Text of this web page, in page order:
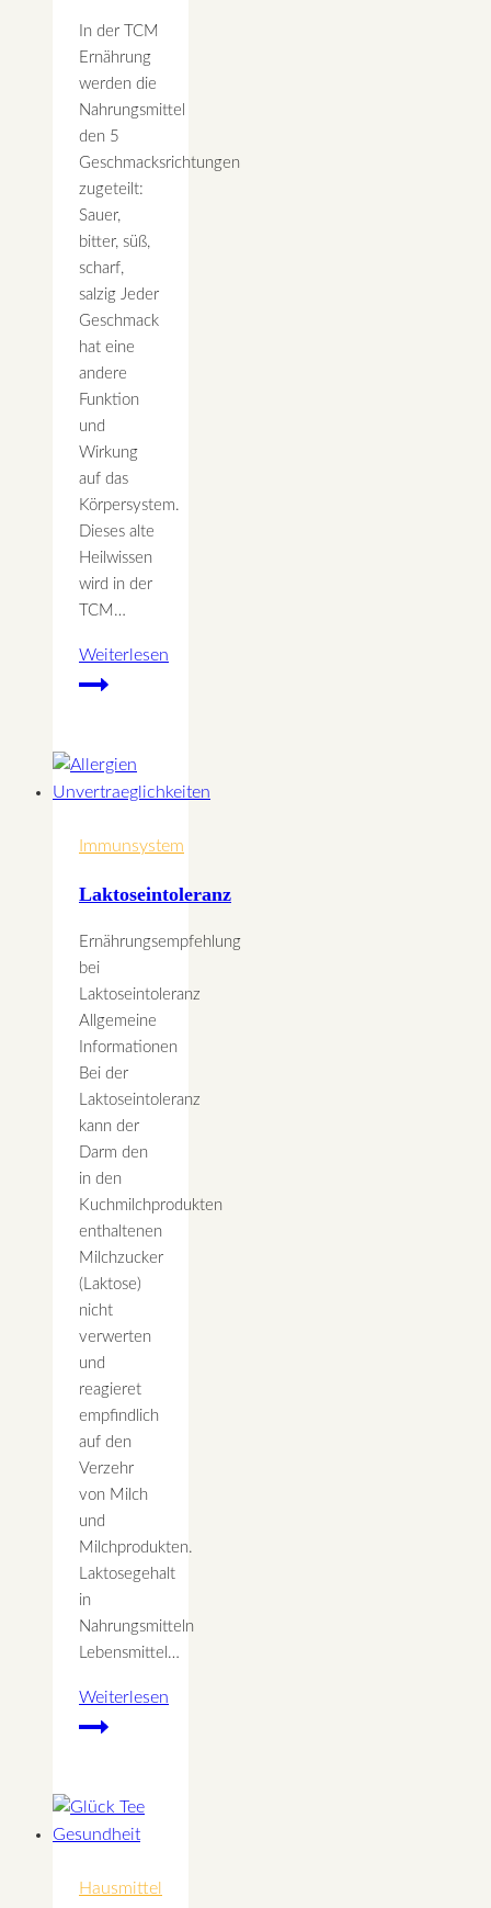
In der TCM
Ernährung
werden die
Nahrungsmittel
den 5
Geschmacksrichtungen
zugeteilt:
Sauer,
bitter, süß,
scharf,
salzig Jeder
Geschmack
hat eine
andere
Funktion
und
Wirkung
auf das
Körpersystem.
Dieses alte
Heilwissen
wird in der
TCM…
Weiterlesen
Geschmacksrichtung
Immunsystem
Laktoseintoleranz
Ernährungsempfehlung
bei
Laktoseintoleranz
Allgemeine
Informationen
Bei der
Laktoseintoleranz
kann der
Darm den
in den
Kuchmilchprodukten
enthaltenen
Milchzucker
(Laktose)
nicht
verwerten
und
reagieret
empfindlich
auf den
Verzehr
von Milch
und
Milchprodukten.
Laktosegehalt
in
Nahrungsmitteln
Lebensmittel…
Weiterlesen
Laktoseintoleranz
Hausmittel